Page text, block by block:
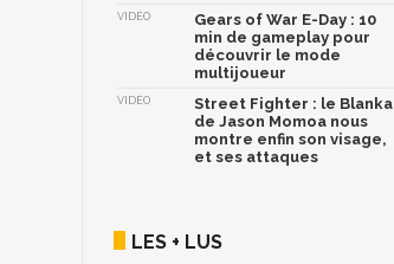
VIDÉO
Gears of War E-Day : 10
min de gameplay pour
découvrir le mode
multijoueur
VIDÉO
Street Fighter : le Blanka
de Jason Momoa nous
montre enfin son visage,
et ses attaques
LES + LUS